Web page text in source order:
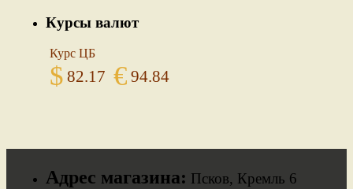
Курсы валют
Курс ЦБ
$ 82.17 € 94.84
Адрес магазина: Псков, Кремль 6